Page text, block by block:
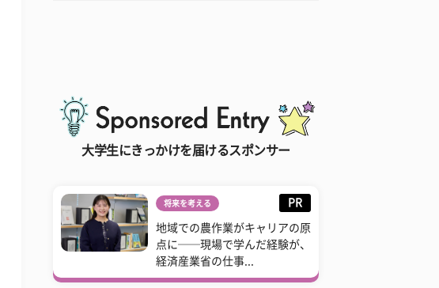
大学生にきっかけを届けるスポンサー
将来を考える PR
地域での農作業がキャリアの原
点に──現場で学んだ経験が、
経済産業省の仕事...